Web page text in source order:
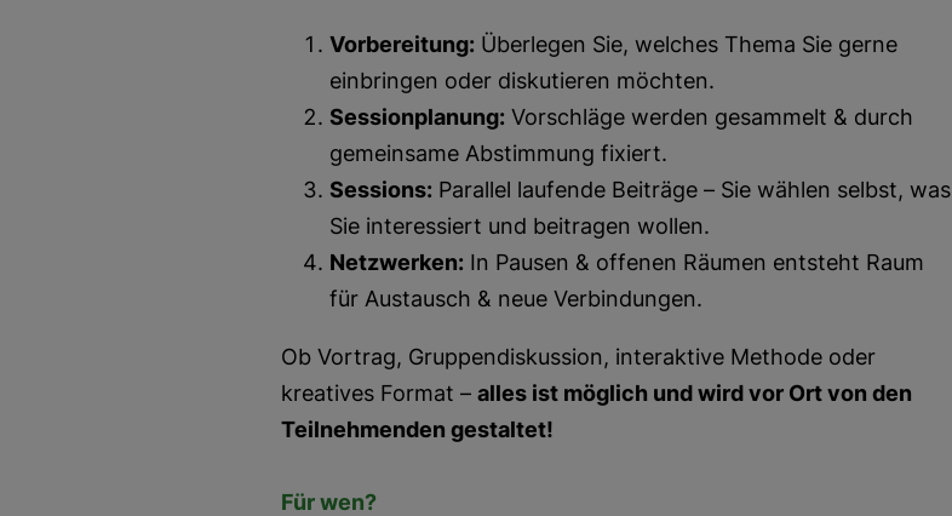
Vorbereitung: Überlegen Sie, welches Thema Sie gerne
einbringen oder diskutieren möchten.
Sessionplanung: Vorschläge werden gesammelt & durch
gemeinsame Abstimmung fixiert.
Sessions: Parallel laufende Beiträge – Sie wählen selbst, was
Sie interessiert und beitragen wollen.
Netzwerken: In Pausen & offenen Räumen entsteht Raum
für Austausch & neue Verbindungen.
Ob Vortrag, Gruppendiskussion, interaktive Methode oder
kreatives Format – alles ist möglich und wird vor Ort von den
Teilnehmenden gestaltet!
Für wen?